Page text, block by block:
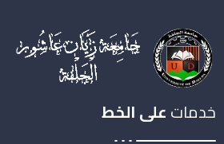
خدماتعلى الخط